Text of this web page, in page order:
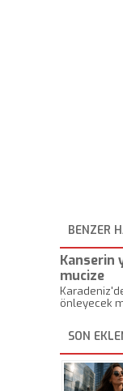
BENZER
Kanserin
mucize
önleyecek
SON